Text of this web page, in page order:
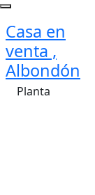
Casa en
venta ,
Albondón
Planta